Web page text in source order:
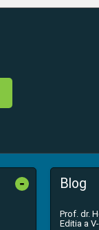
- Blog
Prof. dr.
Editia a